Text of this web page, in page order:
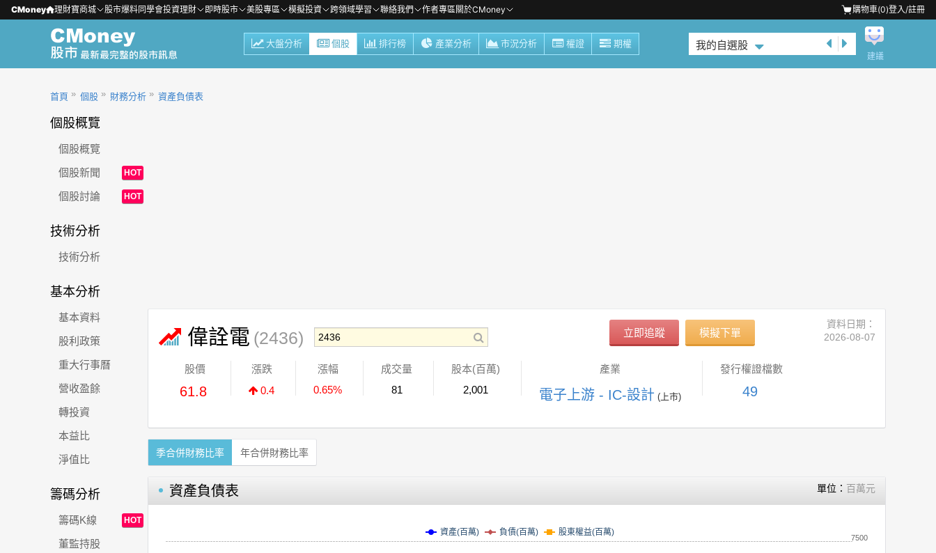
CMoney 理財寶商城 股市爆料同學會投資理財 即時股市 美股專區 模擬投資 跨領域學習 聯絡我們 作者專區關於CMoney 購物車(0)登入/註冊
大盤分析 個股 排行榜 產業分析 市況分析 權證 期權 我的自選股
建議
首頁 個股 財務分析 資產負債表
個股概覽
個股概覽
個股新聞
HOT
個股討論 HOT
技術分析
技術分析
基本分析
基本資料
股利政策
重大行事曆
營收盈餘
轉投資
本益比
淨值比
籌碼分析
籌碼K線 HOT
董監持股
偉詮電 (2436) 立即追蹤 模擬下單
資料日期：
2026-08-07
股價
61.8
漲跌
0.4
漲幅
0.65%
成交量
81
股本(百萬)
2,001
產業
電子上游 - IC-設計 (上市)
發行權證檔數
49
季合併財務比率 年合併財務比率
資產負債表 單位： 百萬元
資產(百萬) 負債(百萬) 股東權益(百萬)
7500